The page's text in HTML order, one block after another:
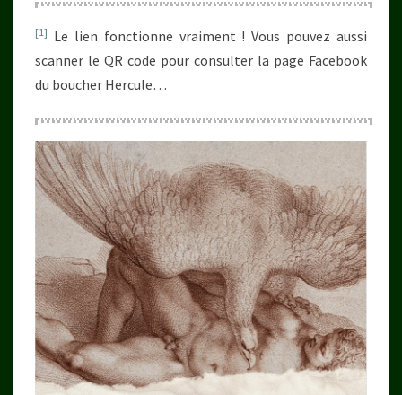
[1] Le lien fonctionne vraiment ! Vous pouvez aussi
scanner le QR code pour consulter la page Facebook
du boucher Hercule…